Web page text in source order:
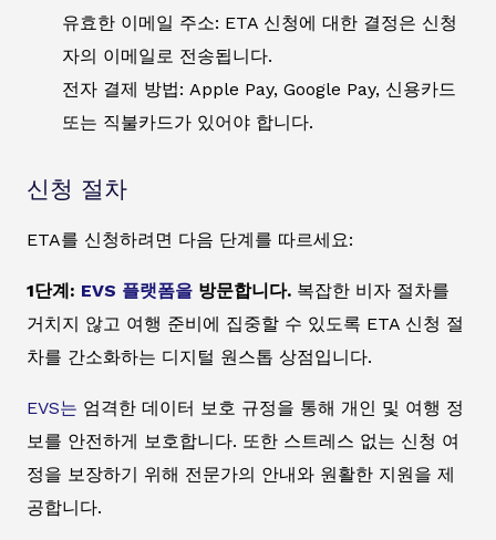
유효한 이메일 주소: ETA 신청에 대한 결정은 신청
자의 이메일로 전송됩니다.
전자 결제 방법: Apple Pay, Google Pay, 신용카드
또는 직불카드가 있어야 합니다.
신청 절차
ETA를 신청하려면 다음 단계를 따르세요:
1단계: EVS 플랫폼을 방문합니다. 복잡한 비자 절차를
거치지 않고 여행 준비에 집중할 수 있도록 ETA 신청 절
차를 간소화하는 디지털 원스톱 상점입니다.
EVS는 엄격한 데이터 보호 규정을 통해 개인 및 여행 정
보를 안전하게 보호합니다. 또한 스트레스 없는 신청 여
정을 보장하기 위해 전문가의 안내와 원활한 지원을 제
공합니다.